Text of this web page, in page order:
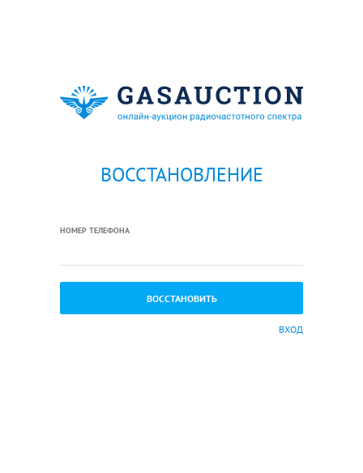
ВОССТАНОВЛЕНИЕ
НОМЕР ТЕЛЕФОНА
ВХОД